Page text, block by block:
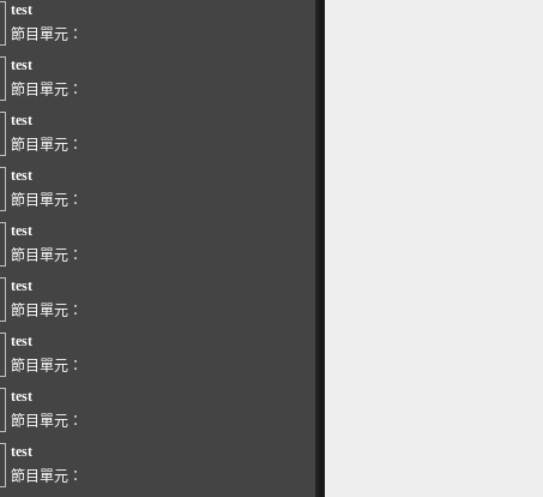
test
節目單元：
test
節目單元：
test
節目單元：
test
節目單元：
test
節目單元：
test
節目單元：
test
節目單元：
test
節目單元：
test
節目單元：